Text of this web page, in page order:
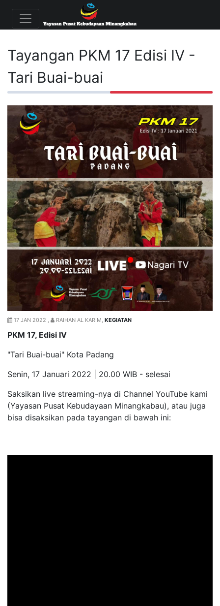
Tayangan PKM 17 Edisi IV -
Tari Buai-buai
17 JAN 2022 , RAIHAN AL KARIM, KEGIATAN
PKM 17, Edisi IV
"Tari Buai-buai" Kota Padang
Senin, 17 Januari 2022 | 20.00 WIB - selesai
Saksikan live streaming-nya di Channel YouTube kami
(Yayasan Pusat Kebudayaan Minangkabau), atau juga
bisa disaksikan pada tayangan di bawah ini: